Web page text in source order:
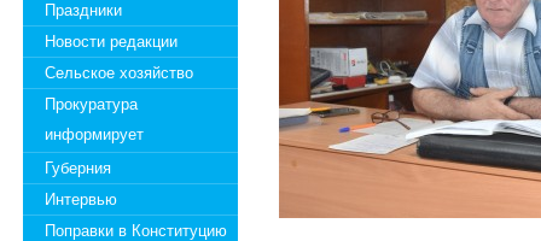
Праздники
Новости редакции
Сельское хозяйство
Прокуратура
информирует
Губерния
Интервью
Поправки в Конституцию